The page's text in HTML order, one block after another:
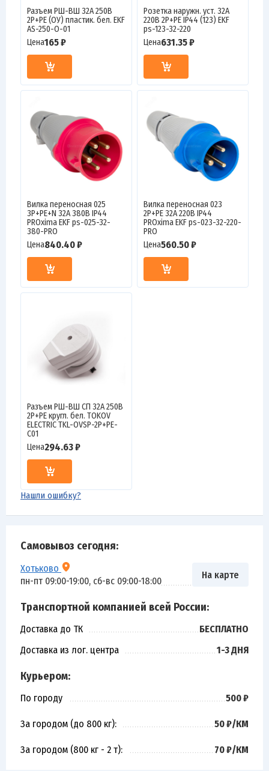
Самовывоз сегодня:
Хотьково
пн-пт 09:00-19:00, сб-вс 09:00-18:00
На карте
Транспортной компанией всей России:
Доставка до ТК
БЕСПЛАТНО
Доставка из лог. центра
1-3 ДНЯ
Курьером:
По городу 500 ₽
За городом (до 800 кг): 50 ₽/КМ
За городом (800 кг - 2 т): 70 ₽/КМ
Разъем РШ-ВШ 32А 250В
2P+PE (ОУ) пластик. бел. EKF
AS-250-O-01
Цена165 ₽
Розетка наружн. уст. 32А
220В 2P+РЕ IP44 (123) EKF
ps-123-32-220
Цена631.35 ₽
Вилка переносная 025
3Р+РЕ+N 32А 380В IP44
PROxima EKF ps-025-32-
380-PRO
Цена840.40 ₽
Вилка переносная 023
2Р+РЕ 32А 220В IP44
PROxima EKF ps-023-32-220-
PRO
Цена560.50 ₽
Разъем РШ-ВШ СП 32А 250В
2P+PE кругл. бел. TOKOV
ELECTRIC TKL-OVSP-2P+PE-
C01
Цена294.63 ₽
Нашли ошибку?